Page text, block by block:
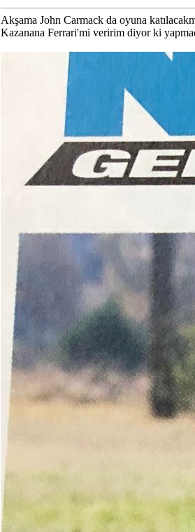
Akşama John Carmack da oyuna
Kazanana Ferrari'mi veririm diyor ki